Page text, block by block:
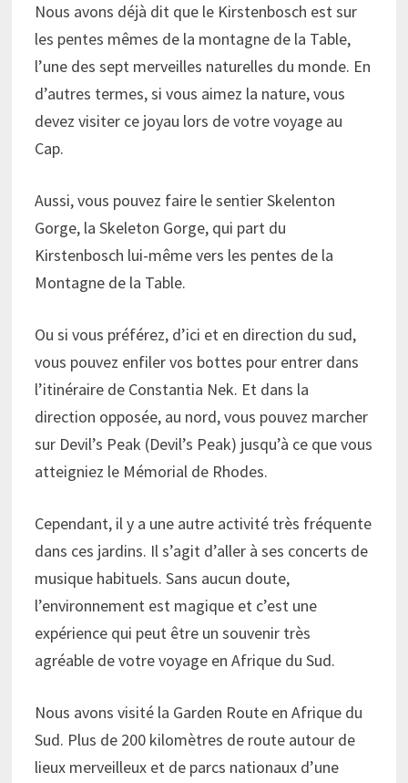
Nous avons déjà dit que le Kirstenbosch est sur
les pentes mêmes de la montagne de la Table,
l’une des sept merveilles naturelles du monde. En
d’autres termes, si vous aimez la nature, vous
devez visiter ce joyau lors de votre voyage au
Cap.
Aussi, vous pouvez faire le sentier Skelenton
Gorge, la Skeleton Gorge, qui part du
Kirstenbosch lui-même vers les pentes de la
Montagne de la Table.
Ou si vous préférez, d’ici et en direction du sud,
vous pouvez enfiler vos bottes pour entrer dans
l’itinéraire de Constantia Nek. Et dans la
direction opposée, au nord, vous pouvez marcher
sur Devil’s Peak (Devil’s Peak) jusqu’à ce que vous
atteigniez le Mémorial de Rhodes.
Cependant, il y a une autre activité très fréquente
dans ces jardins. Il s’agit d’aller à ses concerts de
musique habituels. Sans aucun doute,
l’environnement est magique et c’est une
expérience qui peut être un souvenir très
agréable de votre voyage en Afrique du Sud.
Nous avons visité la Garden Route en Afrique du
Sud. Plus de 200 kilomètres de route autour de
lieux merveilleux et de parcs nationaux d’une